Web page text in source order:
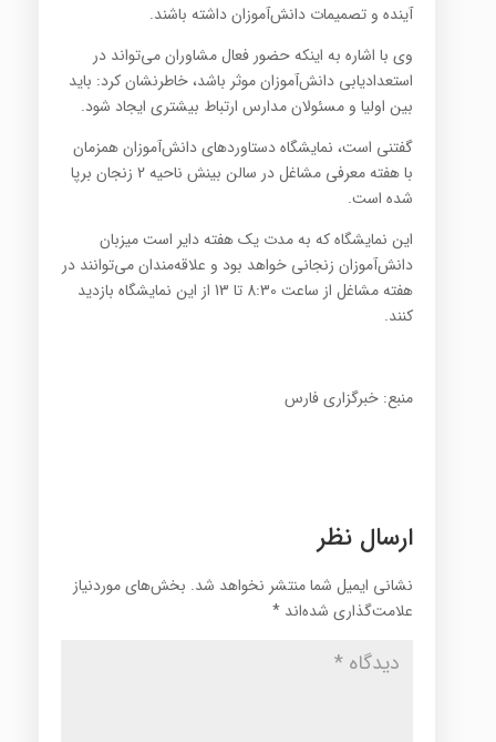
آینده و تصمیمات دانش‌آموزان داشته باشند.
وی با اشاره به اینکه حضور فعال مشاوران می‌تواند در
استعدادیابی دانش‌آموزان موثر باشد، خاطرنشان کرد: باید
بین اولیا و مسئولان مدارس ارتباط بیشتری ایجاد شود.
گفتنی است، نمایشگاه دستاوردهای دانش‌آموزان همزمان
با هفته معرفی مشاغل در سالن بینش ناحیه 2 زنجان برپا
شده است.
این نمایشگاه که به مدت یک هفته دایر است میزبان
دانش‌آموزان زنجانی خواهد بود و علاقه‌مندان می‌توانند در
هفته مشاغل از ساعت 8:30 تا 13 از این نمایشگاه بازدید
کنند.
منبع: خبرگزاری فارس
ارسال نظر
نشانی ایمیل شما منتشر نخواهد شد. بخش‌های موردنیاز
علامت‌گذاری شده‌اند *